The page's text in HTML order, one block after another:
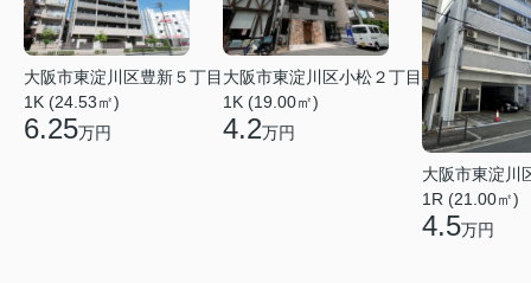
大阪市東淀川区豊新５丁目
1K (24.53㎡)
6.25万円
大阪市東淀川区小松２丁目
1K (19.00㎡)
4.2万円
大阪市東淀川
1R (21.00㎡)
4.5万円